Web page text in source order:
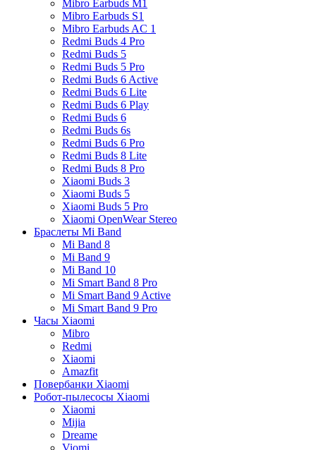
Mibro Earbuds M1
Mibro Earbuds S1
Mibro Earbuds AC 1
Redmi Buds 4 Pro
Redmi Buds 5
Redmi Buds 5 Pro
Redmi Buds 6 Active
Redmi Buds 6 Lite
Redmi Buds 6 Play
Redmi Buds 6
Redmi Buds 6s
Redmi Buds 6 Pro
Redmi Buds 8 Lite
Redmi Buds 8 Pro
Xiaomi Buds 3
Xiaomi Buds 5
Xiaomi Buds 5 Pro
Xiaomi OpenWear Stereo
Браслеты Mi Band
Mi Band 8
Mi Band 9
Mi Band 10
Mi Smart Band 8 Pro
Mi Smart Band 9 Active
Mi Smart Band 9 Pro
Часы Xiaomi
Mibro
Redmi
Xiaomi
Amazfit
Повербанки Xiaomi
Робот-пылесосы Xiaomi
Xiaomi
Mijia
Dreame
Viomi